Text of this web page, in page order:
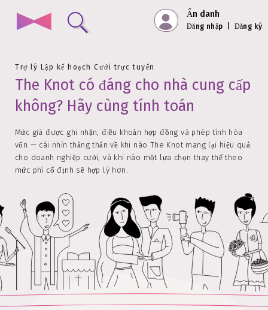
Ẩn danh
Đăng nhập Đăng ký
Trợ lý Lập kế hoạch Cưới trực tuyến
The Knot có đáng cho nhà cung cấp
không? Hãy cùng tính toán
Mức giá được ghi nhận, điều khoản hợp đồng và phép tính hòa
vốn — cái nhìn thẳng thắn về khi nào The Knot mang lại hiệu quả
cho doanh nghiệp cưới, và khi nào một lựa chọn thay thế theo
mức phí cố định sẽ hợp lý hơn.